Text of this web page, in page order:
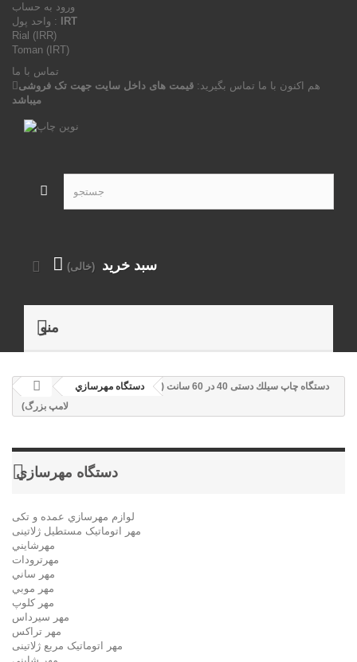
ورود به حساب
واحد پول :
IRT
Rial (IRR)
Toman (IRT)
تماس با ما
هم اکنون با ما تماس بگیرید: قیمت های داخل سایت جهت تک فروشی
میباشد
سبد خرید (خالی)
منو
دستگاه مهرسازي
دستگاه چاپ سيلك دستی 40 در 60 سانت (4
لامپ بزرگ)
دستگاه مهرسازي
لوازم مهرسازي عمده و تکی
مهر اتوماتیک مستطيل ژلاتینی
مهرشايني
مهرترودات
مهر ساني
مهر موبي
مهر كلوپ
مهر سيرداس
مهر تراکس
مهر اتوماتیک مربع ژلاتینی